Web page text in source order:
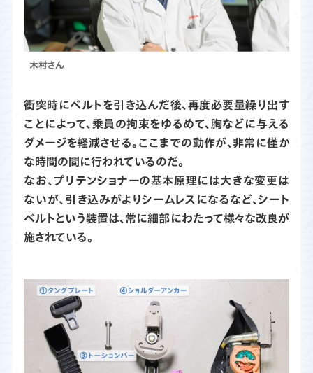
木村さん
衝突時にベルトを引き込んだ後、再度必要量繰り出す
ことによって、乗員の拘束をゆるめて、胸などに与える
ダメージを軽減させる。ここまでの動作が、非常に僅か
な時間の間に行われているのだ。
なお、プリテンショナーの基本原理には大きな変更は
ないが、引き込みがよりシームレスになるなど、シート
ベルトという装置は、常に細部にわたって様々な改良が
施されている。